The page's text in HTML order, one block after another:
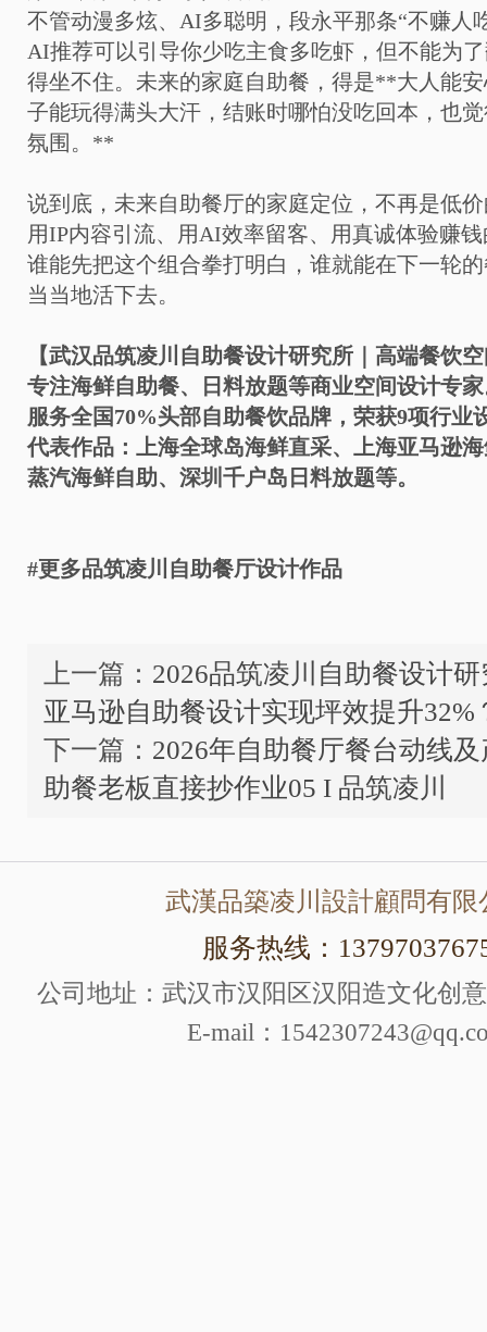
不管动漫多炫、AI多聪明，段永平那条“不赚人
AI推荐可以引导你少吃主食多吃虾，但不能为
得坐不住。未来的家庭自助餐，得是**大人能
子能玩得满头大汗，结账时哪怕没吃回本，也
氛围。**
说到底，未来自助餐厅的家庭定位，不再是低
用IP内容引流、用AI效率留客、用真诚体验赚
谁能先把这个组合拳打明白，谁就能在下一轮
当当地活下去。
【武汉品筑凌川自助餐设计研究所｜高端餐饮
专注海鲜自助餐、日料放题等商业空间设计专
服务全国70%头部自助餐饮品牌，荣获9项行业
代表作品：上海全球岛海鲜直采、上海亚马逊
蒸汽海鲜自助、深圳千户岛日料放题等。
#更多品筑凌川自助餐厅设计作品
上一篇： 2026品筑凌川自助餐设计
亚马逊自助餐设计实现坪效提升32%
下一篇： 2026年自助餐厅餐台动线
助餐老板直接抄作业05 I 品筑凌川
武漢品築凌川設計顧問有限
服务热线：
公司地址：武汉市汉阳区汉阳造文化创
E-mail：